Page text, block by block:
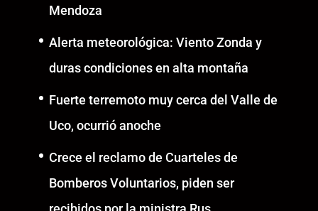
Mendoza
Alerta meteorológica: Viento Zonda y
duras condiciones en alta montaña
Fuerte terremoto muy cerca del Valle de
Uco, ocurrió anoche
Crece el reclamo de Cuarteles de
Bomberos Voluntarios, piden ser